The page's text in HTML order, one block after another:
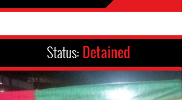
Status: Detained